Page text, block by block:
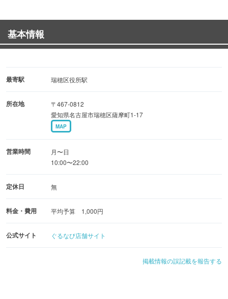
基本情報
最寄駅 瑞穂区役所駅
所在地
〒467-0812
愛知県名古屋市瑞穂区薩摩町1-17
MAP
営業時間
月〜日
10:00〜22:00
定休日 無
料金・費用 平均予算 1,000円
公式サイト ぐるなび店舗サイト
掲載情報の誤記載を報告する